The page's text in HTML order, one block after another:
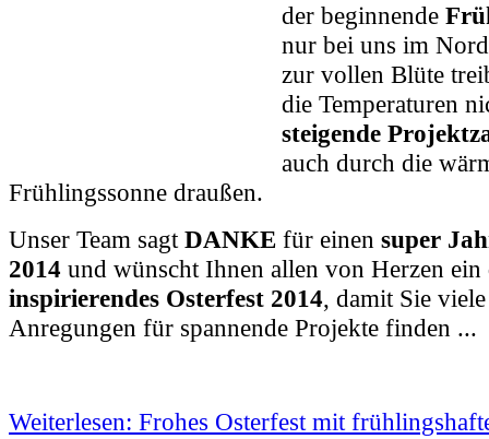
der beginnende
nur bei uns im
zur vollen Blüte
die Temperaturen
steigende
auch durch die
Frühlingssonne draußen.
Unser Team sagt DANKE für einen super
2014 und wünscht Ihnen allen von Herzen ein
inspirierendes Osterfest 2014, damit Sie
Anregungen für spannende Projekte finden ...
Weiterlesen: Frohes Osterfest mit